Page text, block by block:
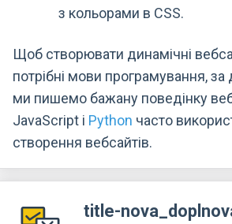
з кольорами в CSS.
Щоб створювати динамічні
потрібні мови програмування,
ми пишемо бажану поведінку
JavaScript і Python часто
створення вебсайтів.
title-